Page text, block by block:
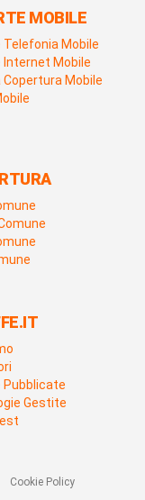
MOBILE
Mobile
Mobile
Copertura Mobile
Gestite
Cookie Policy